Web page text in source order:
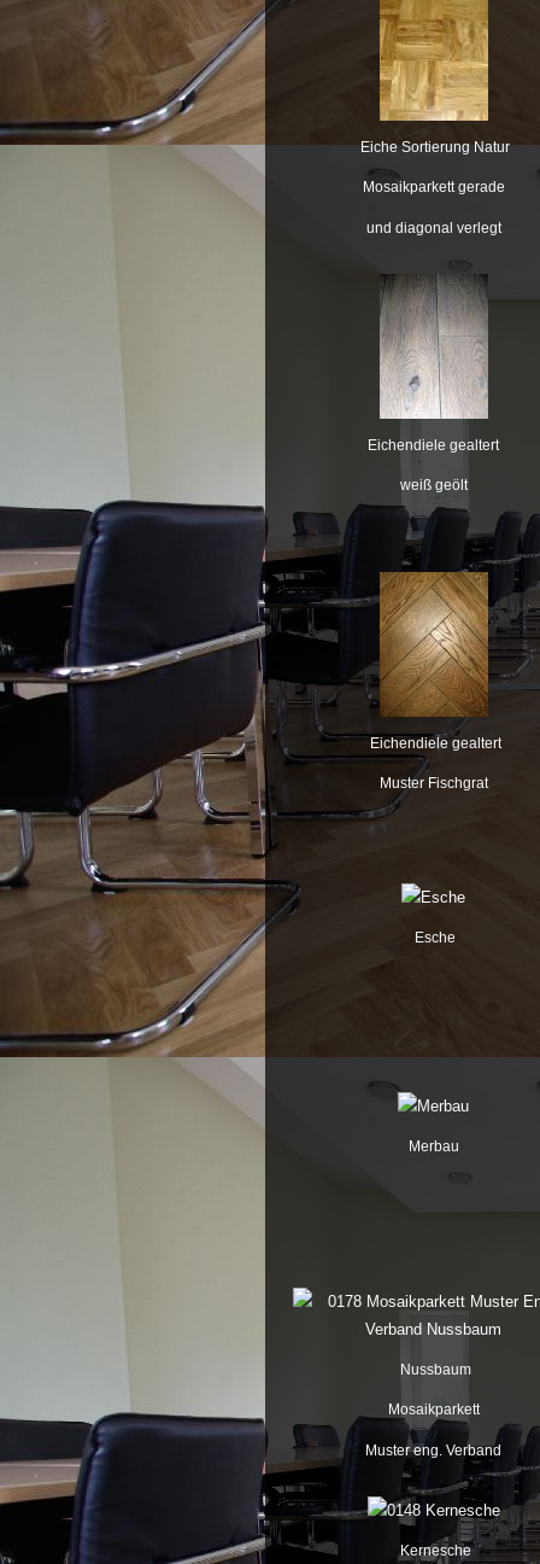
Eiche Sortierung Natur
Mosaikparkett gerade
und diagonal verlegt
Eichendiele gealtert
weiß geölt
Eichendiele gealtert
Muster Fischgrat
Esche
Merbau
Nussbaum
Mosaikparkett
Muster eng. Verband
Kernesche